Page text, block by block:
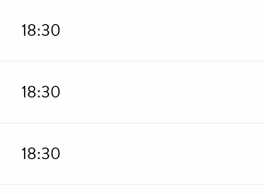
18:30
18:30
18:30